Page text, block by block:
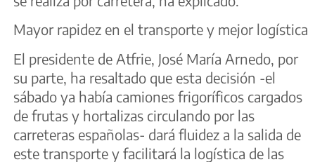
Mayor rapidez en el transporte y mejor logística
El presidente de Atfrie, José María Arnedo, por
su parte, ha resaltado que esta decisión -el
sábado ya había camiones frigoríficos cargados
de frutas y hortalizas circulando por las
carreteras españolas- dará fluidez a la salida de
este transporte y facilitará la logística de las